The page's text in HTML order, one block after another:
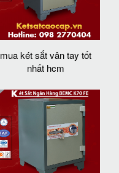
mua két sắt vân tay tốt
nhất hcm